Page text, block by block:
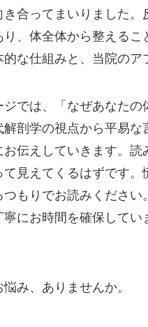
き合ってまいりました
り、体全体から整える
な仕組みと、当院のア
ジでは、「なぜあなた
解剖学の視点から平易
お伝えしていきます。
て見えてくるはずです
つもりでお読みくださ
寧にお時間を確保して
み、ありませんか。